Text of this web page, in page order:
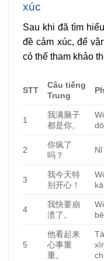
xúc
Sau khi đã tìm
đề cảm xúc, để
có thể tham khảo
STT
Câu tiếng
Trung
1
我满脑子
都是你。
2
你疯了
吗？
3
我今天特
别开心！
4
我快要崩
溃了。
5
他看起来
心事重
重。